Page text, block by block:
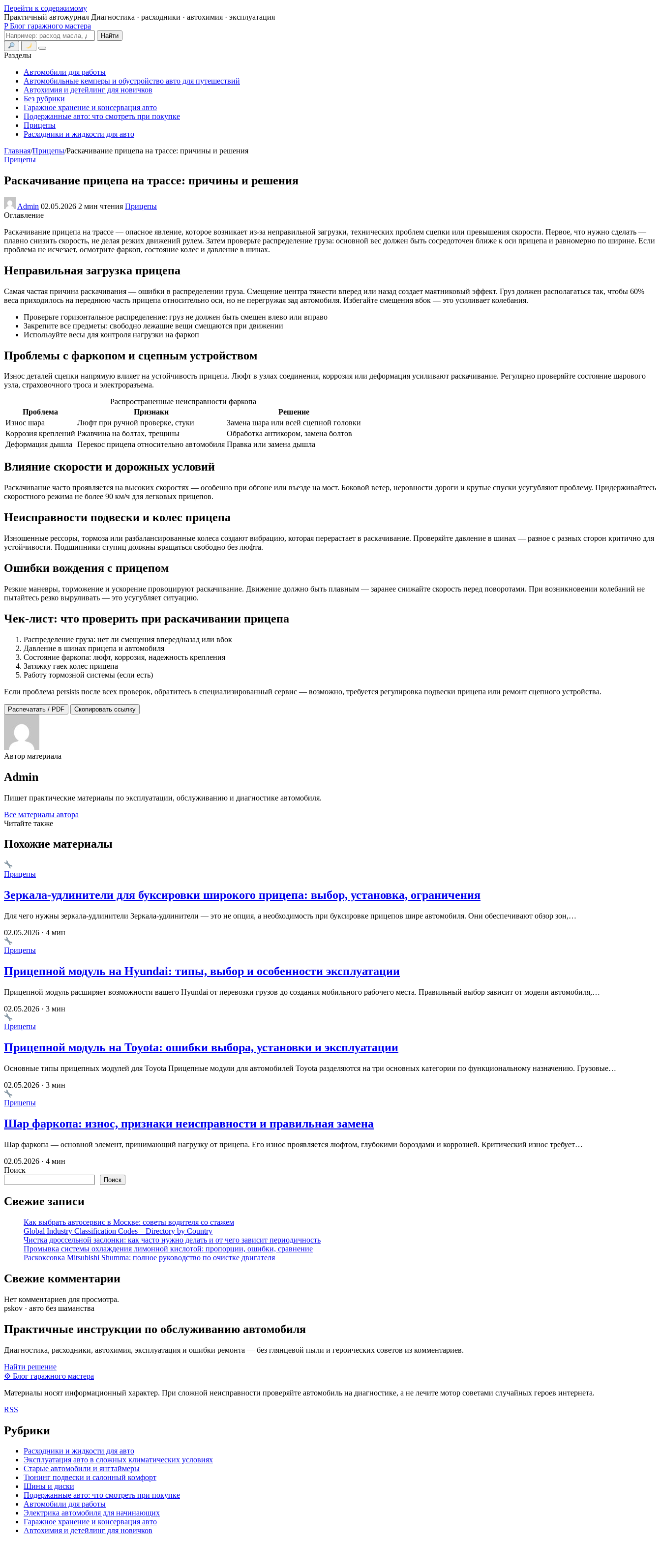
Перейти к содержимому
Практичный автожурнал Диагностика · расходники · автохимия · эксплуатация
P Блог гаражного мастера
Поиск
Найти
Меню
Разделы
Автомобили для работы
Автомобильные кемперы и обустройство авто для путешествий
Автохимия и детейлинг для новичков
Без рубрики
Гаражное хранение и консервация авто
Подержанные авто: что смотреть при покупке
Прицепы
Расходники и жидкости для авто
Главная/Прицепы/Раскачивание прицепа на трассе: причины и решения
Прицепы
Раскачивание прицепа на трассе: причины и решения
Admin 02.05.2026 2 мин чтения Прицепы
Оглавление
Раскачивание прицепа на трассе — опасное явление, которое возникает из-за неправильной загрузки, технических проблем сцепки или превышения скорости. Первое, что нужно сделать —
плавно снизить скорость, не делая резких движений рулем. Затем проверьте распределение груза: основной вес должен быть сосредоточен ближе к оси прицепа и равномерно по ширине. Если
проблема не исчезает, осмотрите фаркоп, состояние колес и давление в шинах.
Неправильная загрузка прицепа
Самая частая причина раскачивания — ошибки в распределении груза. Смещение центра тяжести вперед или назад создает маятниковый эффект. Груз должен располагаться так, чтобы 60%
веса приходилось на переднюю часть прицепа относительно оси, но не перегружая зад автомобиля. Избегайте смещения вбок — это усиливает колебания.
Проверьте горизонтальное распределение: груз не должен быть смещен влево или вправо
Закрепите все предметы: свободно лежащие вещи смещаются при движении
Используйте весы для контроля нагрузки на фаркоп
Проблемы с фаркопом и сцепным устройством
Износ деталей сцепки напрямую влияет на устойчивость прицепа. Люфт в узлах соединения, коррозия или деформация усиливают раскачивание. Регулярно проверяйте состояние шарового
узла, страховочного троса и электроразъема.
Распространенные неисправности фаркопа
Проблема
Признаки
Решение
Износ шара
Люфт при ручной проверке, стуки
Замена шара или всей сцепной головки
Коррозия креплений Ржавчина на болтах, трещины
Обработка антикором, замена болтов
Деформация дышла Перекос прицепа относительно автомобиля Правка или замена дышла
Влияние скорости и дорожных условий
Раскачивание часто проявляется на высоких скоростях — особенно при обгоне или въезде на мост. Боковой ветер, неровности дороги и крутые спуски усугубляют проблему. Придерживайтесь
скоростного режима не более 90 км/ч для легковых прицепов.
Неисправности подвески и колес прицепа
Изношенные рессоры, тормоза или разбалансированные колеса создают вибрацию, которая перерастает в раскачивание. Проверяйте давление в шинах — разное с разных сторон критично для
устойчивости. Подшипники ступиц должны вращаться свободно без люфта.
Ошибки вождения с прицепом
Резкие маневры, торможение и ускорение провоцируют раскачивание. Движение должно быть плавным — заранее снижайте скорость перед поворотами. При возникновении колебаний не
пытайтесь резко выруливать — это усугубляет ситуацию.
Чек-лист: что проверить при раскачивании прицепа
Распределение груза: нет ли смещения вперед/назад или вбок
Давление в шинах прицепа и автомобиля
Состояние фаркопа: люфт, коррозия, надежность крепления
Затяжку гаек колес прицепа
Работу тормозной системы (если есть)
Если проблема persists после всех проверок, обратитесь в специализированный сервис — возможно, требуется регулировка подвески прицепа или ремонт сцепного устройства.
Распечатать / PDF Скопировать ссылку
Автор материала
Admin
Пишет практические материалы по эксплуатации, обслуживанию и диагностике автомобиля.
Все материалы автора
Читайте также
Похожие материалы
Прицепы
Зеркала-удлинители для буксировки широкого прицепа: выбор, установка, ограничения
Для чего нужны зеркала-удлинители Зеркала-удлинители — это не опция, а необходимость при буксировке прицепов шире автомобиля. Они обеспечивают обзор зон,…
02.05.2026 · 4 мин
Прицепы
Прицепной модуль на Hyundai: типы, выбор и особенности эксплуатации
Прицепной модуль расширяет возможности вашего Hyundai от перевозки грузов до создания мобильного рабочего места. Правильный выбор зависит от модели автомобиля,…
02.05.2026 · 3 мин
Прицепы
Прицепной модуль на Toyota: ошибки выбора, установки и эксплуатации
Основные типы прицепных модулей для Toyota Прицепные модули для автомобилей Toyota разделяются на три основных категории по функциональному назначению. Грузовые…
02.05.2026 · 3 мин
Прицепы
Шар фаркопа: износ, признаки неисправности и правильная замена
Шар фаркопа — основной элемент, принимающий нагрузку от прицепа. Его износ проявляется люфтом, глубокими бороздами и коррозией. Критический износ требует…
02.05.2026 · 4 мин
Поиск
Поиск
Свежие записи
Как выбрать автосервис в Москве: советы водителя со стажем
Global Industry Classification Codes – Directory by Country
Чистка дроссельной заслонки: как часто нужно делать и от чего зависит периодичность
Промывка системы охлаждения лимонной кислотой: пропорции, ошибки, сравнение
Раскоксовка Mitsubishi Shumma: полное руководство по очистке двигателя
Свежие комментарии
Нет комментариев для просмотра.
pskov · авто без шаманства
Практичные инструкции по обслуживанию автомобиля
Диагностика, расходники, автохимия, эксплуатация и ошибки ремонта — без глянцевой пыли и героических советов из комментариев.
Найти решение
⚙ Блог гаражного мастера
Материалы носят информационный характер. При сложной неисправности проверяйте автомобиль на диагностике, а не лечите мотор советами случайных героев интернета.
RSS
Рубрики
Расходники и жидкости для авто
Эксплуатация авто в сложных климатических условиях
Старые автомобили и янгтаймеры
Тюнинг подвески и салонный комфорт
Шины и диски
Подержанные авто: что смотреть при покупке
Автомобили для работы
Электрика автомобиля для начинающих
Гаражное хранение и консервация авто
Автохимия и детейлинг для новичков